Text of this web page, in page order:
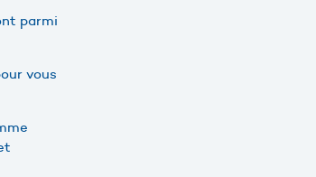
parmi
vous